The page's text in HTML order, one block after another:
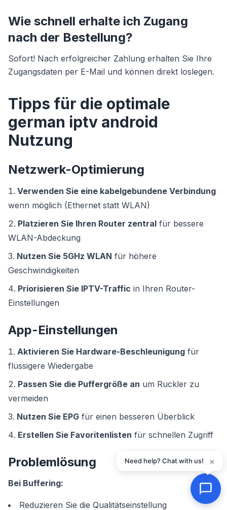
Wie schnell erhalte ich Zugang
nach der Bestellung?
Sofort! Nach erfolgreicher Zahlung erhalten Sie Ihre
Zugangsdaten per E-Mail und können direkt loslegen.
Tipps für die optimale
german iptv android
Nutzung
Netzwerk-Optimierung
Verwenden Sie eine kabelgebundene Verbindung
wenn möglich (Ethernet statt WLAN)
Platzieren Sie Ihren Router zentral für bessere
WLAN-Abdeckung
Nutzen Sie 5GHz WLAN für höhere
Geschwindigkeiten
Priorisieren Sie IPTV-Traffic in Ihren Router-
Einstellungen
App-Einstellungen
Aktivieren Sie Hardware-Beschleunigung für
flüssigere Wiedergabe
Passen Sie die Puffergröße an um Ruckler zu
vermeiden
Nutzen Sie EPG für einen besseren Überblick
Erstellen Sie Favoritenlisten für schnellen Zugriff
Problemlösung
Bei Buffering:
Reduzieren Sie die Qualitätseinstellung
Need help? Chat with us! ×